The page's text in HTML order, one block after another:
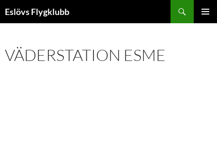
tillEslövs Flygklubb
VÄDERSTATION ESME